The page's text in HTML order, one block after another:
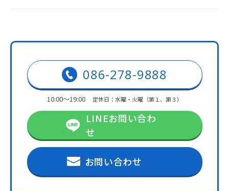
086-278-9888
10:00～19:00 定休日：水曜・火曜（第１、第３）
LINEお問い合わ
せ
お問い合わせ